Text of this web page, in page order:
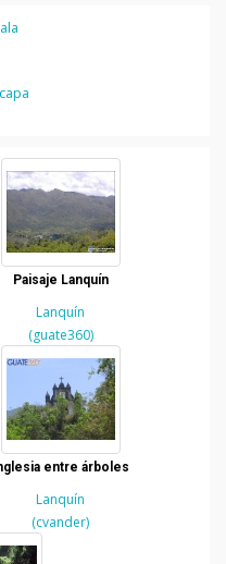
Paisaje Lanquín
Lanquín
(guate360)
entre árboles
Lanquín
(cvander)